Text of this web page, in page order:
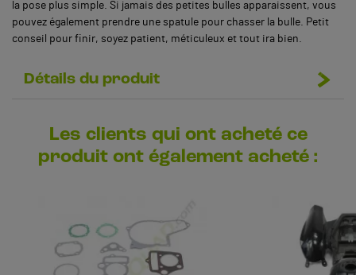
la pose plus simple. Si jamais des petites bulles apparaissent, vous
pouvez également prendre une spatule pour chasser la bulle. Petit
conseil pour finir, soyez patient, méticuleux et tout ira bien.
Détails du produit
Les clients qui ont acheté ce
produit ont également acheté :